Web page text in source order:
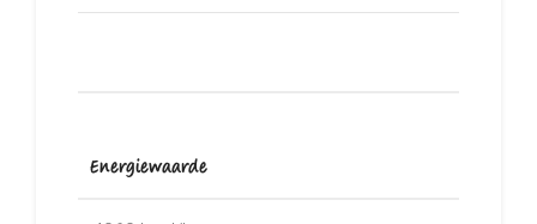
Energiewaarde